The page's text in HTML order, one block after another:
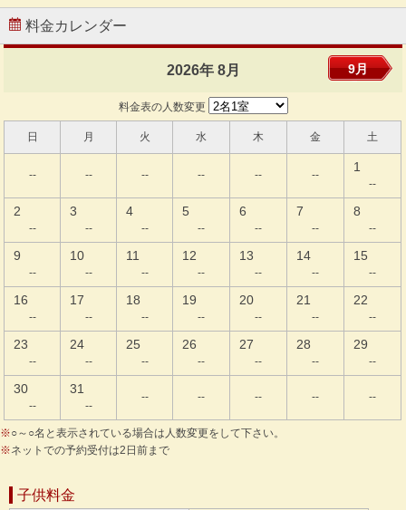
料金カレンダー
2026年 8月 9月
料金表の人数変更
日 月 火 水 木 金 土
-- -- -- -- -- --
1
--
2
--
3
--
4
--
5
--
6
--
7
--
8
--
9
--
10
--
11
--
12
--
13
--
14
--
15
--
16
--
17
--
18
--
19
--
20
--
21
--
22
--
23
--
24
--
25
--
26
--
27
--
28
--
29
--
30
--
31
--
-- -- -- -- --
※○～○名と表示されている場合は人数変更をして下さい。
※ネットでの予約受付は2日前まで
子供料金